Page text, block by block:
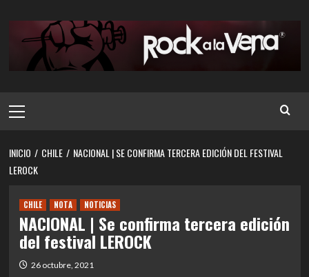
contenido
principal
INICIO CHILE
NACIONAL | SE CONFIRMA TERCERA EDICIÓN DEL FESTIVAL
LEROCK
CHILE NOTA NOTICIAS
NACIONAL | Se confirma tercera edición
del festival LEROCK
26 octubre, 2021